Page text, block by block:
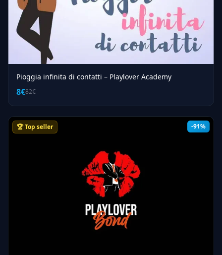
Pioggia infinita di contatti – Playlover Academy
8€82€
-91%
🏆 Top seller